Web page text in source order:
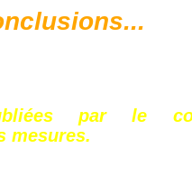
par le
mesures.